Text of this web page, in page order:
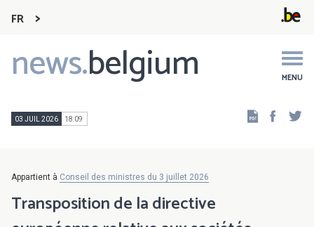
FR
news.belgium MENU
Main
navigation
03 JUIL 2026 18:09
Appartient à Conseil des ministres du 3 juillet 2026
Transposition de la directive